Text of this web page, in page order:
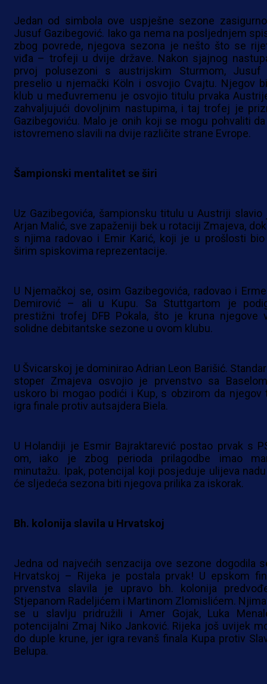
Jedan od simbola ove uspješne sezone
Jusuf Gazibegović. Iako ga nema na posljednjem
zbog povrede, njegova sezona je nešto što se
viđa – trofeji u dvije države. Nakon sjajnog
prvoj polusezoni s austrijskim Sturmom, Jusuf
preselio u njemački Köln i osvojio Cvajtu. Njegov
klub u međuvremenu je osvojio titulu prvaka
zahvaljujući dovoljnim nastupima, i taj trofej je
Gazibegoviću. Malo je onih koji se mogu pohvaliti
istovremeno slavili na dvije različite strane Evrope.
Šampionski mentalitet se širi
Uz Gazibegovića, šampionsku titulu u Austriji slavio
Arjan Malić, sve zapaženiji bek u rotaciji Zmajeva,
s njima radovao i Emir Karić, koji je u prošlosti
širim spiskovima reprezentacije.
U Njemačkoj se, osim Gazibegovića, radovao i
Demirović – ali u Kupu. Sa Stuttgartom je
prestižni trofej DFB Pokala, što je kruna njegove
solidne debitantske sezone u ovom klubu.
U Švicarskoj je dominirao Adrian Leon Barišić.
stoper Zmajeva osvojio je prvenstvo sa
uskoro bi mogao podići i Kup, s obzirom da njegov
igra finale protiv autsajdera Biela.
U Holandiji je Esmir Bajraktarević postao prvak s
om, iako je zbog perioda prilagodbe imao
minutažu. Ipak, potencijal koji posjeduje ulijeva
će sljedeća sezona biti njegova prilika za iskorak.
Bh. kolonija slavila u Hrvatskoj
Jedna od najvećih senzacija ove sezone dogodila
Hrvatskoj – Rijeka je postala prvak! U epskom
prvenstva slavila je upravo bh. kolonija
Stjepanom Radeljićem i Martinom Zlomislićem.
se u slavlju pridružili i Amer Gojak, Luka
potencijalni Zmaj Niko Janković. Rijeka još uvijek
do duple krune, jer igra revanš finala Kupa protiv
Belupa.